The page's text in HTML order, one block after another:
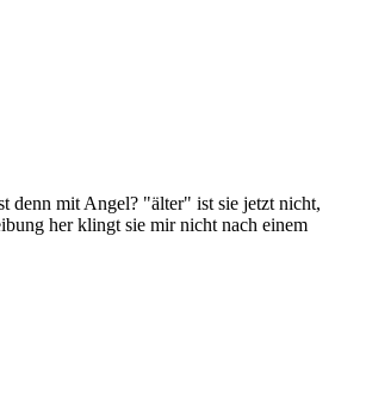
denn mit Angel? "älter" ist sie jetzt nicht,
her klingt sie mir nicht nach einem